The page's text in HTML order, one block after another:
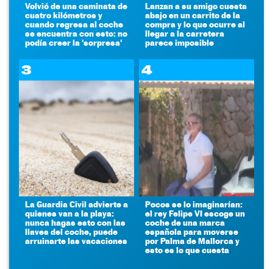
Volvió de una caminata de
cuatro kilómetros y
cuando regresa al coche
se encuentra con esto: no
podía creer la 'sorpresa'
Lanzan a su amigo cuesta
abajo en un carrito de la
compra y lo que ocurre al
llegar a la carretera
parece imposible
3
La Guardia Civil advierte a
quienes van a la playa:
nunca hagas esto con las
llaves del coche, puede
arruinarte las vacaciones
4
Pocos se lo imaginarían:
el rey Felipe VI escoge un
coche de una marca
española para moverse
por Palma de Mallorca y
esto es lo que cuesta